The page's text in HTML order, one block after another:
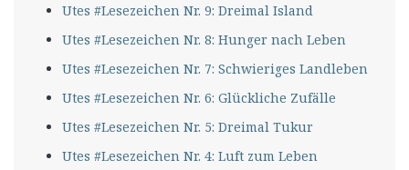
Utes #Lesezeichen Nr. 9: Dreimal Island
Utes #Lesezeichen Nr. 8: Hunger nach Leben
Utes #Lesezeichen Nr. 7: Schwieriges Landleben
Utes #Lesezeichen Nr. 6: Glückliche Zufälle
Utes #Lesezeichen Nr. 5: Dreimal Tukur
Utes #Lesezeichen Nr. 4: Luft zum Leben